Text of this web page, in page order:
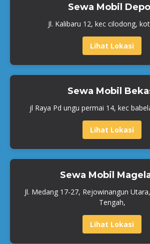
Sewa Mobil
Jl. Kalibaru 12, kec cilodong,
Lihat Lokasi
Sewa Mobil
jl Raya Pd ungu permai 14, kec
Lihat Lokasi
Sewa Mobil
Jl. Medang 17-27, Rejowinangun
Tengah,
Lihat Lokasi